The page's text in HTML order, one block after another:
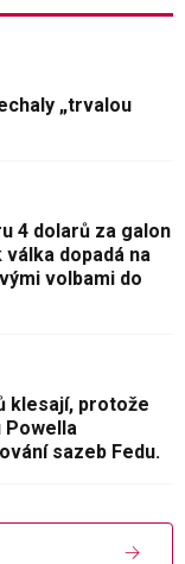
„trvalou
4 dolarů za galon
dopadá na
volbami do
klesají, protože
Powella
sazeb Fedu.